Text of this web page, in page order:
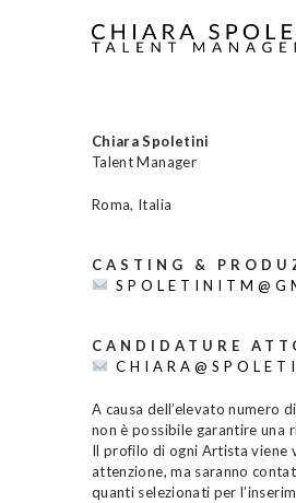
Chiara Spoletini
Talent Manager
Roma, Italia
CASTING &
CANDIDATURE
A causa dell’elevato numero
non è possibile garantire una
Il profilo di ogni Artista viene
attenzione, ma saranno
quanti selezionati per